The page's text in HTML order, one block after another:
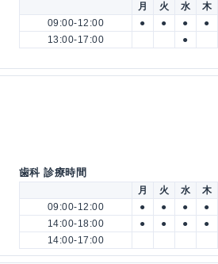
月 火 水 木
09:00-12:00
● ● ● ●
13:00-17:00
●
歯科 診療時間
月 火 水 木
09:00-12:00
● ● ● ●
14:00-18:00
● ● ● ●
14:00-17:00